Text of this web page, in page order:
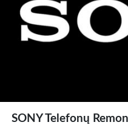
SONY Telefonų